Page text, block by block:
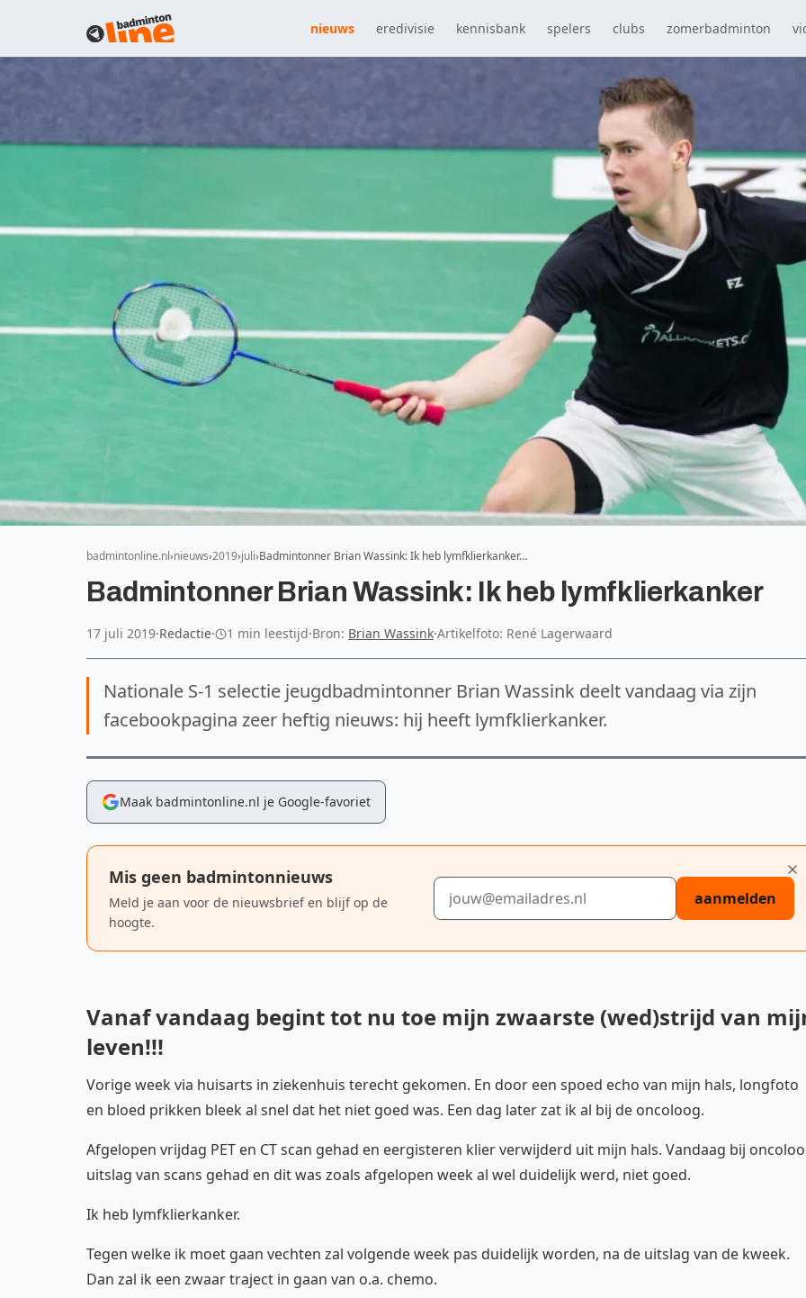
nieuws eredivisie kennisbank spelers clubs zomerbadminton
badmintonline.nl nieuws 2019 juli Badmintonner Brian Wassink: Ik heb lymfklierkanker…
Badmintonner Brian Wassink: Ik heb lymfklierkanker
17 juli 2019·Redactie· 1 min leestijd·Bron: Brian Wassink·Artikelfoto: René Lagerwaard
Nationale S-1 selectie jeugdbadmintonner Brian Wassink deelt vandaag via zijn
facebookpagina zeer heftig nieuws: hij heeft lymfklierkanker.
Maak badmintonline.nl je Google-favoriet
Mis geen badmintonnieuws
Meld je aan voor de nieuwsbrief en blijf op de
hoogte.
E-mailadres
aanmelden
Vanaf vandaag begint tot nu toe mijn zwaarste (wed)strijd van
leven!!!
Vorige week via huisarts in ziekenhuis terecht gekomen. En door een spoed echo van mijn hals, longfoto
en bloed prikken bleek al snel dat het niet goed was. Een dag later zat ik al bij de oncoloog.
Afgelopen vrijdag PET en CT scan gehad en eergisteren klier verwijderd uit mijn hals. Vandaag bij
uitslag van scans gehad en dit was zoals afgelopen week al wel duidelijk werd, niet goed.
Ik heb lymfklierkanker.
Tegen welke ik moet gaan vechten zal volgende week pas duidelijk worden, na de uitslag van de kweek.
Dan zal ik een zwaar traject in gaan van o.a. chemo.